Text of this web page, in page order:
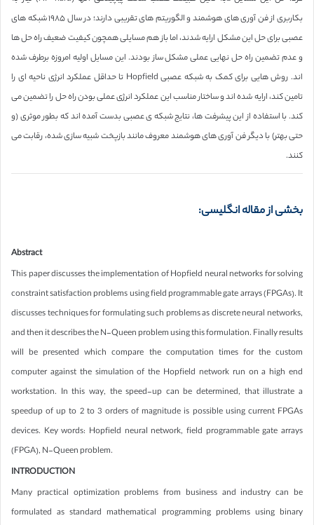
بکاربری از فن آوری های هوشمند و الگوریتم های تقریبی دارند؛ در سال ١٩٨۵ شبکه های
عصبی برای حل این مشکل ارایه شدند، اما باز هم مسایلی همچون کیفیت ضعیف راه حل ها
و عدم تضمین راه حل نهایی عملی مشکل ساز بودند. این مسایل اولیه امروزه برطرف شده
اند. روش هایی برای کمک به شبکه عصبی Hopfield تا حداقل عملکرد انرژی ناحیه ای را
تامین کند، ارایه شده اند و ساختار مناسب این عملکرد انرژی عملی بودن راه حل را تضمین می
کند. با استفاده از این پیشرفت ها، نتایج شبکه ی عصبی بدست آمده اند که بطور موثری (و
حتی بهتر) با دیگر فن آوری های هوشمند معروف مانند بازپخت شبیه سازی شده، رقابت می
کنند.
بخشی از مقاله انگلیسی:
Abstract
This paper discusses the implementation of Hopfield neural networks for solving
constraint satisfaction problems using field programmable gate arrays (FPGAs). It
discusses techniques for formulating such problems as discrete neural networks,
and then it describes the N-Queen problem using this formulation. Finally results
will be presented which compare the computation times for the custom
computer against the simulation of the Hopfield network run on a high end
workstation. In this way, the speed-up can be determined, that illustrate a
speedup of up to 2 to 3 orders of magnitude is possible using current FPGAs
devices. Key words: Hopfield neural network, field programmable gate arrays
(FPGA), N-Queen problem.
INTRODUCTION
Many practical optimization problems from business and industry can be
formulated as standard mathematical programming problems using binary